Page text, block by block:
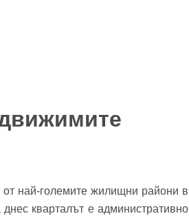
най-големите жилищни райони в
кварталът е административно